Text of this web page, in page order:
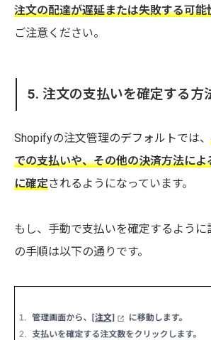
注文の配達が遅延または失敗する可能
ご注意ください。
5. 注文の支払いを確定する方
Shopifyの注文管理のデフォルトでは、
での支払いや、その他の決済方法によ
に確定されるようになっています。
もし、手動で支払いを確定するよう
の手順は以下の通りです。